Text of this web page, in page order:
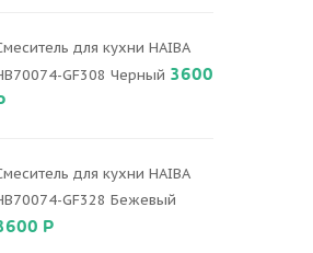
для кухни HAIBA
GF308 Черный 3600
для кухни HAIBA
GF328 Бежевый
Р